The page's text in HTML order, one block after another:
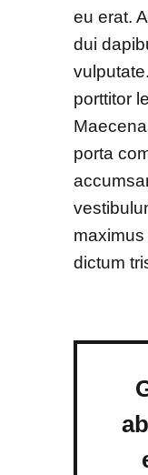
eu erat.
dui
porttitor
porta
dictum